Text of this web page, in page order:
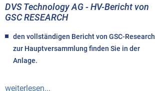
DVS Technology AG - HV-Bericht von
GSC RESEARCH
den vollständigen Bericht von GSC-Research
zur Hauptversammlung finden Sie in der
Anlage.
weiterlesen...